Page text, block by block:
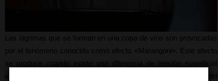
Las lágrimas que se forman en una copa de vino son provocadas
por el fenómeno conocido como efecto «Marangoni». Este efecto
se produce cuando existe una diferencia de tensión superficial
entre dos líquidos que están en contacto entre sí. En el caso del